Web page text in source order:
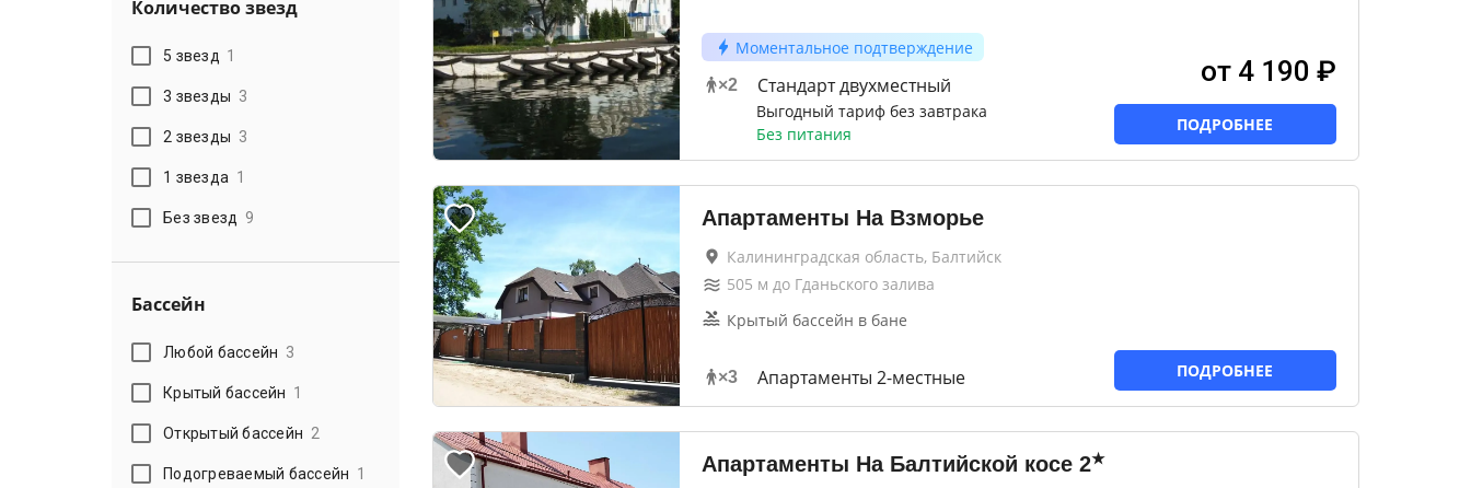
Количество звезд
5 звезд 1
3 звезды 3
2 звезды 3
1 звезда 1
Без звезд 9
Бассейн
Любой бассейн 3
Крытый бассейн 1
Открытый бассейн 2
Подогреваемый бассейн 1
Моментальное подтверждение
×2 Стандарт двухместный
Выгодный тариф без завтрака
Без питания
от 4 190 ₽
ПОДРОБНЕЕ
Апартаменты На Взморье
Калининградская область, Балтийск
505 м до Гданьского залива
Крытый бассейн в бане
×3 Апартаменты 2-местные ПОДРОБНЕЕ
Апартаменты На Балтийской косе 2★